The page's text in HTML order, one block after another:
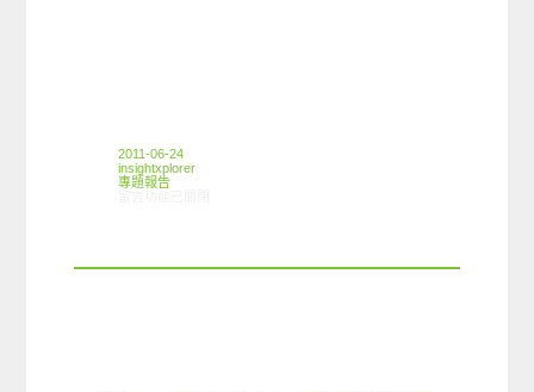
2011-06-24
insightxplorer
專題報告